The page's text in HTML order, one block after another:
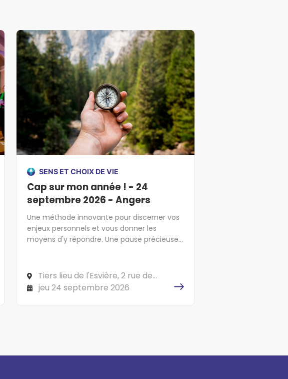
SENS ET CHOIX DE VIE
Cap sur mon année ! - 24
septembre 2026 - Angers
Une méthode innovante pour discerner vos
enjeux personnels et vous donner les
moyens d'y répondre. Une pause précieuse
Tiers lieu de l'Esvière, 2 rue de
l'Esvière, 49000 ANGERS
jeu 24 septembre 2026